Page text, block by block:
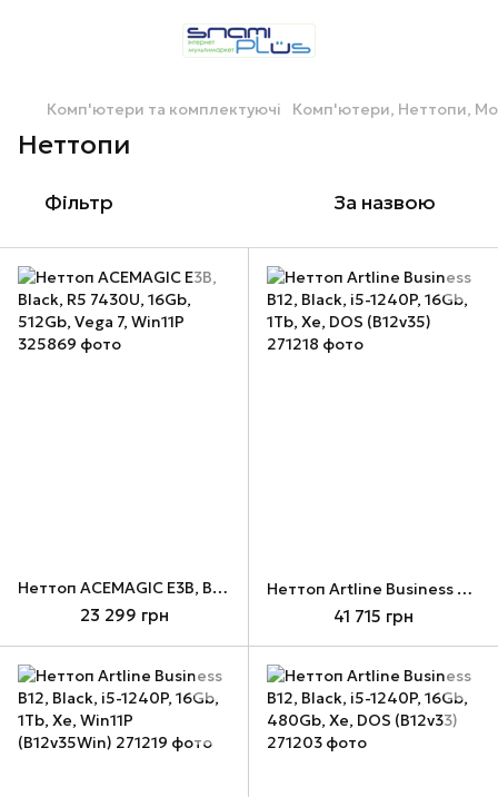
Комп'ютери та комплектуючі Комп'ютери, Неттопи,
Неттопи
Фільтр За назвою
Неттоп ACEMAGIC E3B, Black, R5 7430U, 16Gb, 512Gb, Vega 7, Win11P
23 299 грн
Неттоп Artline Business B12, Black, i5-1240P, 16Gb, 1Tb, Xe, DOS (B12v35)
41 715 грн